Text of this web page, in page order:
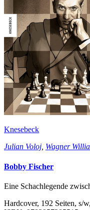
Knesebeck
Julian Voloj, Wagner
Bobby Fischer
Eine Schachlegende
Hardcover, 192 Seiten, s/